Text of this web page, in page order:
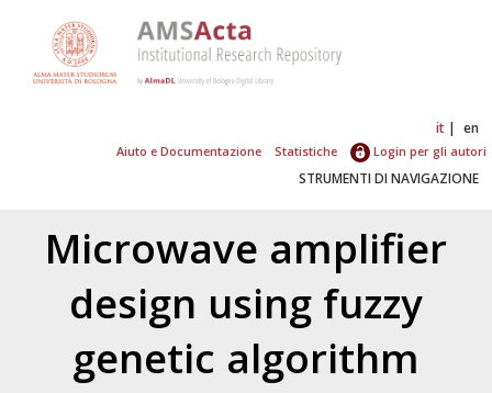
it en
Aiuto e Documentazione Statistiche Login per gli autori
STRUMENTI DI NAVIGAZIONE
Microwave amplifier
design using fuzzy
genetic algorithm